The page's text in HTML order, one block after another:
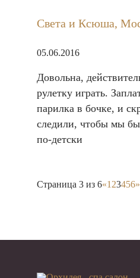
Света и Ксюша,
05.06.2016
Довольна,
рулетку играть.
парилка в бочке, и
следили, чтобы мы
по-детски
Страница 3 из 6«1 23456»